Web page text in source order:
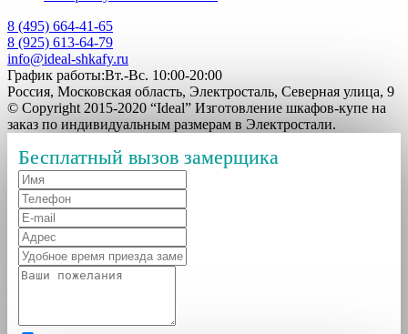
8 (495) 664-41-65
8 (925) 613-64-79
info@ideal-shkafy.ru
График работы:Вт.-Вс. 10:00-20:00
Россия, Московская область, Электросталь, Северная улица, 9
© Copyright 2015-2020 “Ideal” Изготовление шкафов-купе на
заказ по индивидуальным размерам в Электростали.
Бесплатный вызов замерщика